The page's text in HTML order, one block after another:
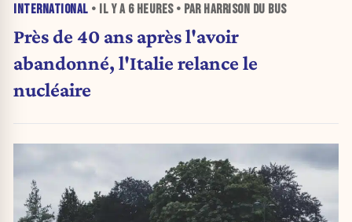
INTERNATIONAL • IL Y A 6 HEURES• PAR HARRISON DU BUS
Près de 40 ans après l'avoir
abandonné, l'Italie relance le
nucléaire